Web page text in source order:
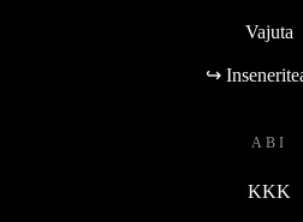
Vajuta
↪
ABI
KKK